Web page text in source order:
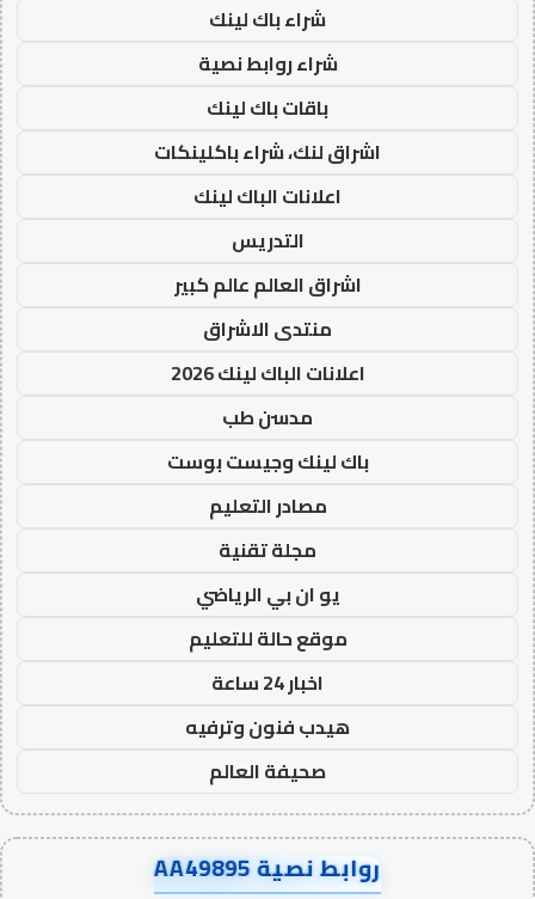
شراء باك لينك
شراء روابط نصية
باقات باك لينك
اشراق لنك، شراء باكلينكات
اعلانات الباك لينك
التدريس
اشراق العالم عالم كبير
منتدى الاشراق
اعلانات الباك لينك 2026
مدسن طب
باك لينك وجيست بوست
مصادر التعليم
مجلة تقنية
يو ان بي الرياضي
موقع حالة للتعليم
اخبار 24 ساعة
هيدب فنون وترفيه
صحيفة العالم
روابط نصية AA49895